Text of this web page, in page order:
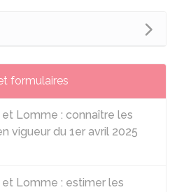
formulaires
Lomme : connaître les
vigueur du 1er avril 2025
Lomme : estimer les